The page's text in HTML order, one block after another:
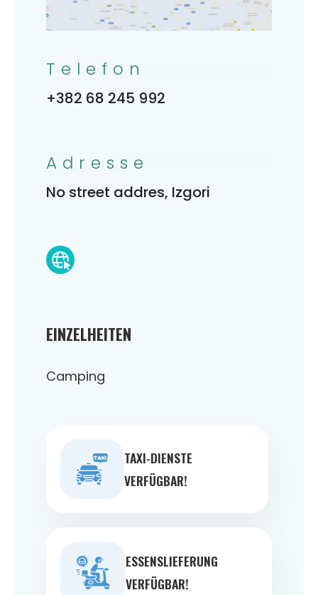
EINZELHEITEN
Camping
TAXI-DIENSTE
VERFÜGBAR!
ESSENSLIEFERUNG
VERFÜGBAR!
Telefon
+382 68 245 992
Adresse
No street addres, Izgori